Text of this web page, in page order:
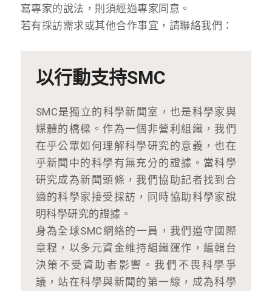
寫專家的說法，則須經過專家同意。
若有採訪需求或其他合作事宜，請聯絡我們：
以行動支持SMC
SMC是獨立的科學新聞室，也是科學家與
媒體的橋樑。作為一個非營利組織，我們
在乎公眾如何理解科學研究的意義，也在
乎新聞中的科學有無充分的證據。當科學
研究成為新聞頭條，我們協助記者找到合
適的科學家接受採訪，同時協助科學家說
明科學研究的證據。
身為全球SMC網絡的一員，我們遵守國際
章程，以多元資金維持組織運作，編輯台
決策不受資助者影響。我們不畏科學爭
議，站在科學與新聞的第一線，成為科學